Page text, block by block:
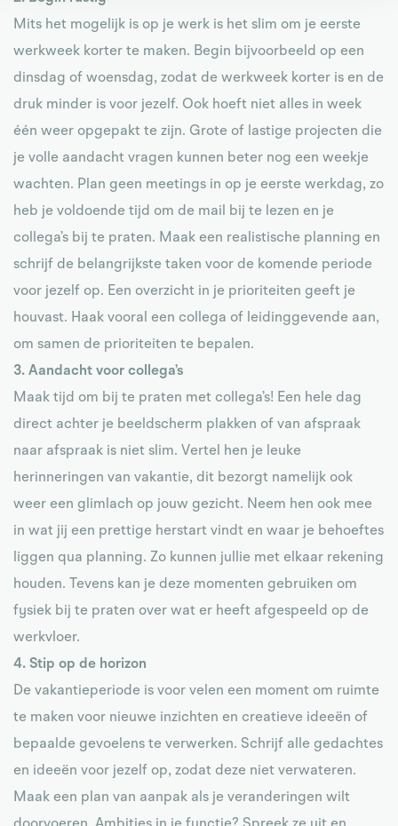
Mits het mogelijk is op je werk is het slim om je eerste
werkweek korter te maken. Begin bijvoorbeeld op een
dinsdag of woensdag, zodat de werkweek korter is en de
druk minder is voor jezelf. Ook hoeft niet alles in week
één weer opgepakt te zijn. Grote of lastige projecten die
je volle aandacht vragen kunnen beter nog een weekje
wachten. Plan geen meetings in op je eerste werkdag, zo
heb je voldoende tijd om de mail bij te lezen en je
collega’s bij te praten. Maak een realistische planning en
schrijf de belangrijkste taken voor de komende periode
voor jezelf op. Een overzicht in je prioriteiten geeft je
houvast. Haak vooral een collega of leidinggevende aan,
om samen de prioriteiten te bepalen.
3. Aandacht voor collega’s
Maak tijd om bij te praten met collega’s! Een hele dag
direct achter je beeldscherm plakken of van afspraak
naar afspraak is niet slim. Vertel hen je leuke
herinneringen van vakantie, dit bezorgt namelijk ook
weer een glimlach op jouw gezicht. Neem hen ook mee
in wat jij een prettige herstart vindt en waar je behoeftes
liggen qua planning. Zo kunnen jullie met elkaar rekening
houden. Tevens kan je deze momenten gebruiken om
fysiek bij te praten over wat er heeft afgespeeld op de
werkvloer.
4. Stip op de horizon
De vakantieperiode is voor velen een moment om ruimte
te maken voor nieuwe inzichten en creatieve ideeën of
bepaalde gevoelens te verwerken. Schrijf alle gedachtes
en ideeën voor jezelf op, zodat deze niet verwateren.
Maak een plan van aanpak als je veranderingen wilt